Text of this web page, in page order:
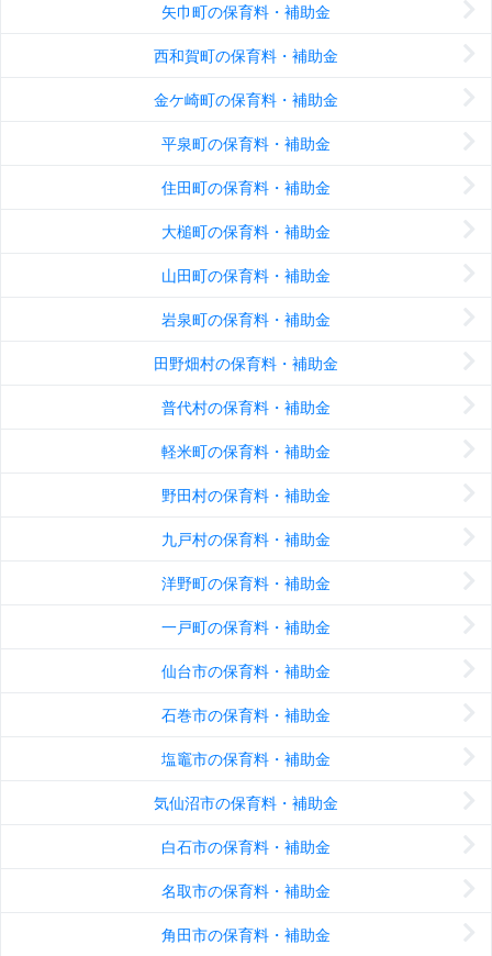
矢巾町の保育料・補助金
西和賀町の保育料・補助金
金ケ崎町の保育料・補助金
平泉町の保育料・補助金
住田町の保育料・補助金
大槌町の保育料・補助金
山田町の保育料・補助金
岩泉町の保育料・補助金
田野畑村の保育料・補助金
普代村の保育料・補助金
軽米町の保育料・補助金
野田村の保育料・補助金
九戸村の保育料・補助金
洋野町の保育料・補助金
一戸町の保育料・補助金
仙台市の保育料・補助金
石巻市の保育料・補助金
塩竈市の保育料・補助金
気仙沼市の保育料・補助金
白石市の保育料・補助金
名取市の保育料・補助金
角田市の保育料・補助金